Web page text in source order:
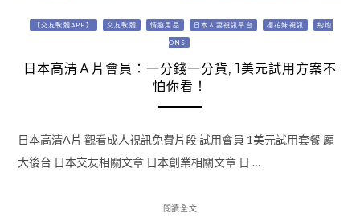
【交友軟體APP】 交友軟體 情趣用品 日本人妻視訊平台 櫻花妹視訊 約炮
ONS
日本高清Ａ片會員：一分錢一分貨, 1美元試用方案不
怕你看！
日本高清A片 觀看成人視訊免費片段 試用會員 1美元試用套餐 龐
大後台 日本交友相關文章 日本創業相關文章 日 …
閱讀全文